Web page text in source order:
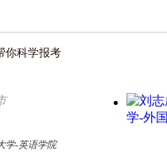
你科学报考
学-英语学院